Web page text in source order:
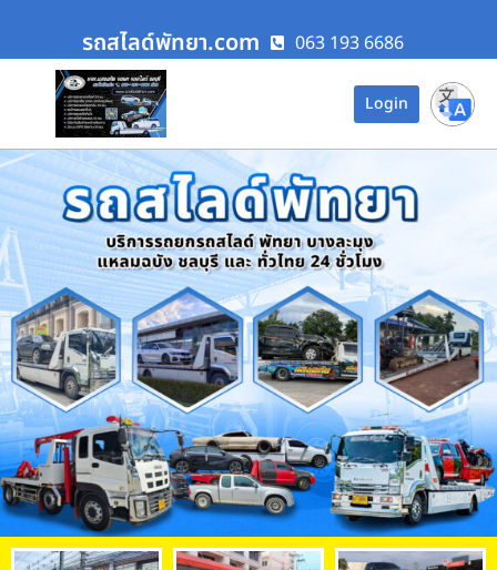
รถสไลด์พัทยา.com 063 193 6686
Login